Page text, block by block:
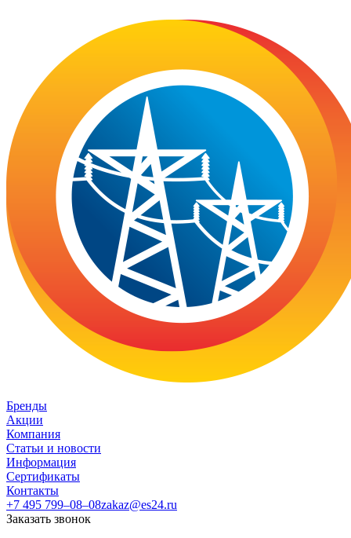
Бренды
Акции
Компания
Статьи и новости
Информация
Сертификаты
Контакты
+7 495 799–08–08zakaz@es24.ru
Заказать звонок